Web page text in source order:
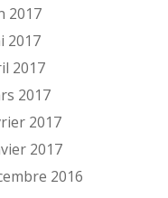
2017
2017
2017
2017
2017
2017
2016